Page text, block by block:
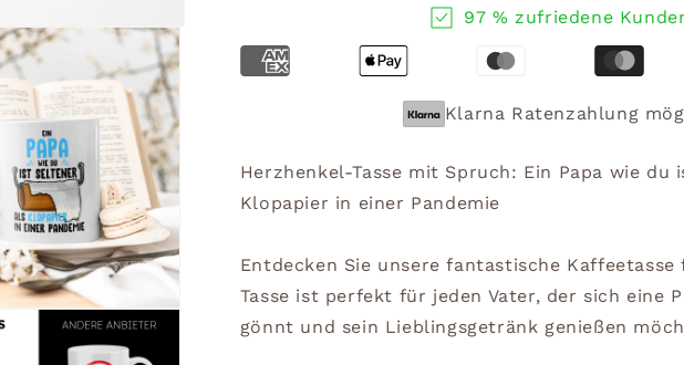
97 % zufriedene
Klarna Ratenzahlung
Herzhenkel-Tasse mit Spruch: Ein Papa wie du
Klopapier in einer Pandemie
Entdecken Sie unsere fantastische Kaffeetasse
Tasse ist perfekt für jeden Vater, der sich eine
gönnt und sein Lieblingsgetränk genießen